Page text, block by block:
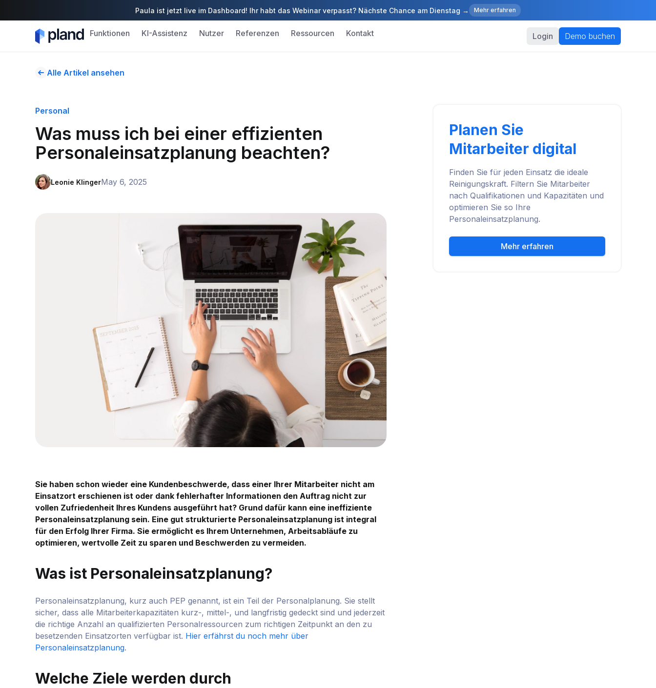
Paula ist jetzt live im Dashboard! Ihr habt das Webinar verpasst? Nächste Chance am Dienstag → Mehr erfahren
Funktionen KI-Assistenz Nutzer Referenzen Ressourcen Kontakt Login Demo buchen
Alle Artikel ansehen
Personal
Was muss ich bei einer effizienten
Personaleinsatzplanung beachten?
Leonie KlingerMay 6, 2025
Sie haben schon wieder eine Kundenbeschwerde, dass einer Ihrer Mitarbeiter nicht am
Einsatzort erschienen ist oder dank fehlerhafter Informationen den Auftrag nicht zur
vollen Zufriedenheit Ihres Kundens ausgeführt hat? Grund dafür kann eine ineffiziente
Personaleinsatzplanung sein. Eine gut strukturierte Personaleinsatzplanung ist integral
für den Erfolg Ihrer Firma. Sie ermöglicht es Ihrem Unternehmen, Arbeitsabläufe zu
optimieren, wertvolle Zeit zu sparen und Beschwerden zu vermeiden.
Was ist Personaleinsatzplanung?
Personaleinsatzplanung, kurz auch PEP genannt, ist ein Teil der Personalplanung. Sie stellt
sicher, dass alle Mitarbeiterkapazitäten kurz-, mittel-, und langfristig gedeckt sind und jederzeit
die richtige Anzahl an qualifizierten Personalressourcen zum richtigen Zeitpunkt an den zu
besetzenden Einsatzorten verfügbar ist. Hier erfährst du noch mehr über
Personaleinsatzplanung.
Welche Ziele werden durch
Planen Sie
Mitarbeiter digital
Finden Sie für jeden Einsatz die ideale
Reinigungskraft. Filtern Sie Mitarbeiter
nach Qualifikationen und Kapazitäten und
optimieren Sie so Ihre
Personaleinsatzplanung.
Mehr erfahren